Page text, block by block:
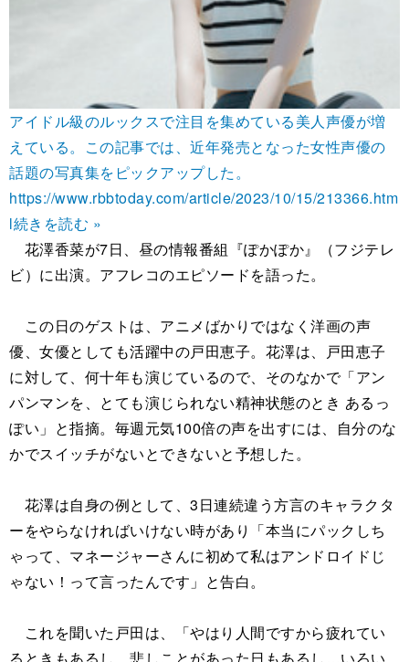
アイドル級のルックスで注目を集めている美人声優が増
えている。この記事では、近年発売となった女性声優の
話題の写真集をピックアップした。
https://www.rbbtoday.com/article/2023/10/15/213366.htm
l続きを読む »
花澤香菜が7日、昼の情報番組『ぽかぽか』（フジテレ
ビ）に出演。アフレコのエピソードを語った。
この日のゲストは、アニメばかりではなく洋画の声
優、女優としても活躍中の戸田恵子。花澤は、戸田恵子
に対して、何十年も演じているので、そのなかで「アン
パンマンを、とても演じられない精神状態のとき あるっ
ぽい」と指摘。毎週元気100倍の声を出すには、自分のな
かでスイッチがないとできないと予想した。
花澤は自身の例として、3日連続違う方言のキャラクタ
ーをやらなければいけない時があり「本当にパックしち
ゃって、マネージャーさんに初めて私はアンドロイドじ
ゃない！って言ったんです」と告白。
これを聞いた戸田は、「やはり人間ですから疲れてい
るときもあるし、悲しことがあった日もあるし…いろい